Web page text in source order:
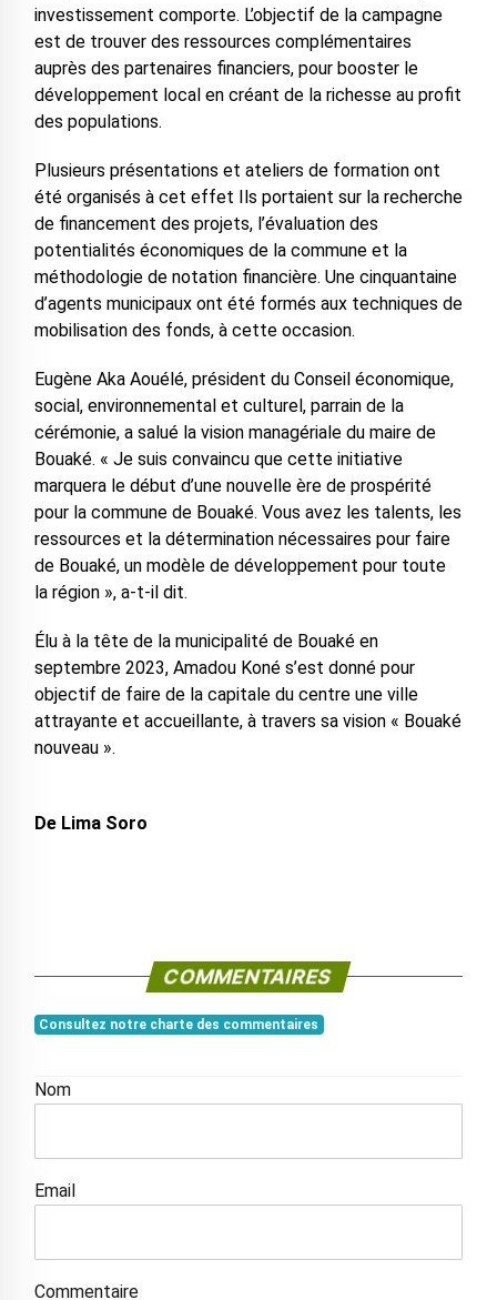
investissement comporte. L’objectif de la campagne
est de trouver des ressources complémentaires
auprès des partenaires financiers, pour booster le
développement local en créant de la richesse au profit
des populations.
Plusieurs présentations et ateliers de formation ont
été organisés à cet effet Ils portaient sur la recherche
de financement des projets, l’évaluation des
potentialités économiques de la commune et la
méthodologie de notation financière. Une cinquantaine
d’agents municipaux ont été formés aux techniques de
mobilisation des fonds, à cette occasion.
Eugène Aka Aouélé, président du Conseil économique,
social, environnemental et culturel, parrain de la
cérémonie, a salué la vision managériale du maire de
Bouaké. « Je suis convaincu que cette initiative
marquera le début d’une nouvelle ère de prospérité
pour la commune de Bouaké. Vous avez les talents, les
ressources et la détermination nécessaires pour faire
de Bouaké, un modèle de développement pour toute
la région », a-t-il dit.
Élu à la tête de la municipalité de Bouaké en
septembre 2023, Amadou Koné s’est donné pour
objectif de faire de la capitale du centre une ville
attrayante et accueillante, à travers sa vision « Bouaké
nouveau ».
De Lima Soro
COMMENTAIRES
Consultez notre charte des commentaires
Nom
Email
Commentaire